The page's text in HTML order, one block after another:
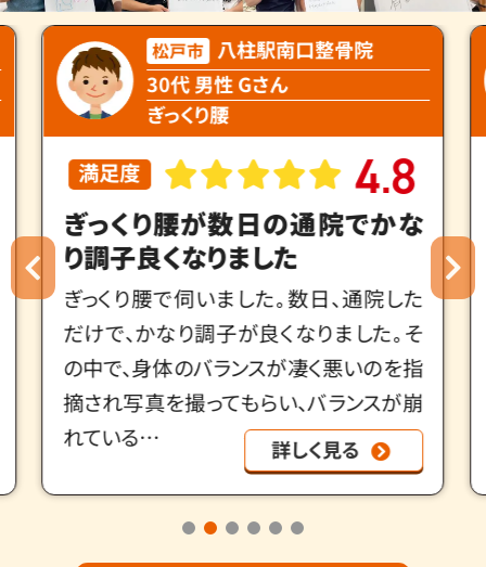
松戸市 八柱駅南口整骨院
30代 男性 Gさん
ぎっくり腰
満足度 4.8
ぎっくり腰が数日の通院でかな
り調子良くなりました
ぎっくり腰で伺いました｡数日、通院した
だけで、かなり調子が良くなりました｡そ
の中で、身体のバランスが凄く悪いのを指
摘され写真を撮ってもらい、バランスが崩
れている…
詳しく見る